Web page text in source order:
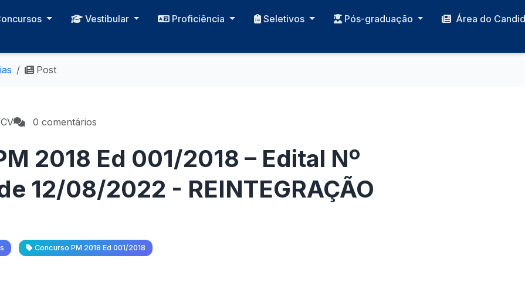
Vestibular Proficiência Seletivos Pós-graduação Área do
Post
0 comentários
2018 Ed 001/2018 – Edital Nº
12/08/2022 - REINTEGRAÇÃO
Concurso PM 2018 Ed 001/2018